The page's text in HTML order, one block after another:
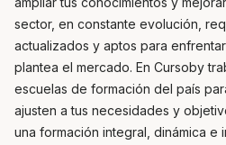
sector, en constante evolución,
actualizados y aptos para
plantea el mercado. En Cursoby
escuelas de formación del país
ajusten a tus necesidades y
una formación integral, dinámica e